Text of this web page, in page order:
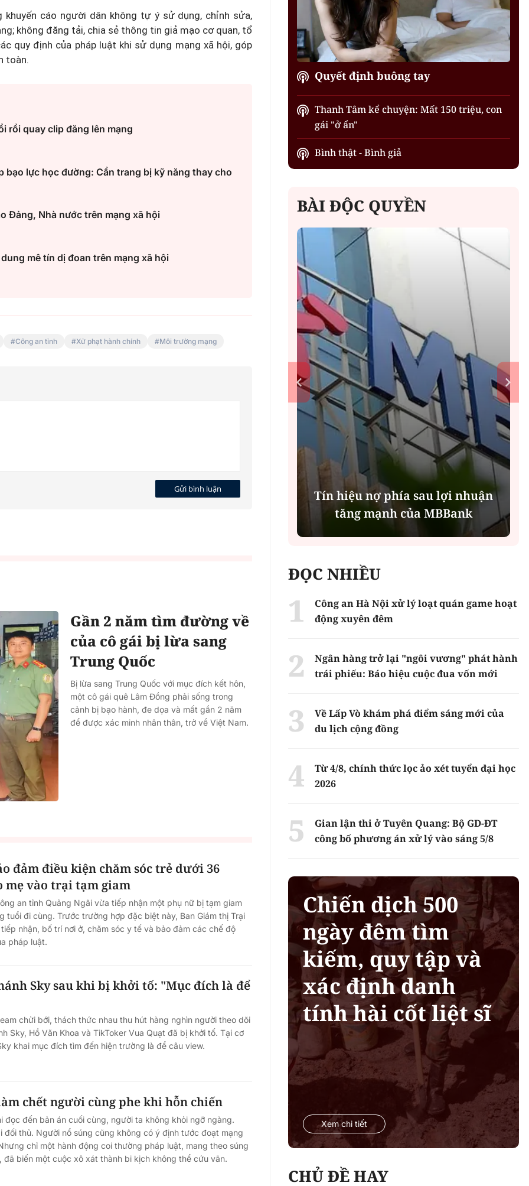
khuyến cáo người dân không tự ý sử dụng, chỉnh sửa,
không đăng tải, chia sẻ thông tin giả mạo cơ quan, tổ
quy định của pháp luật khi sử dụng mạng xã hội, góp
toàn.
rồi quay clip đăng lên mạng
bạo lực học đường: Cần trang bị kỹ năng thay cho
Đảng, Nhà nước trên mạng xã hội
mê tín dị đoan trên mạng xã hội
Công an tỉnh Xử phạt hành chính Môi trường mạng
Gửi bình luận
Gần 2 năm tìm đường về
của cô gái bị lừa sang
Trung Quốc
Bị lừa sang Trung Quốc với mục đích kết hôn,
một cô gái quê Lâm Đồng phải sống trong
cảnh bị bạo hành, đe dọa và mất gần 2 năm
để được xác minh nhân thân, trở về Việt Nam.
đảm điều kiện chăm sóc trẻ dưới 36
mẹ vào trại tạm giam
an tỉnh Quảng Ngãi vừa tiếp nhận một phụ nữ bị tạm giam
tuổi đi cùng. Trước trường hợp đặc biệt này, Ban Giám thị Trại
nhận, bố trí nơi ở, chăm sóc y tế và bảo đảm các chế độ
pháp luật.
Sky sau khi bị khởi tố: "Mục đích là để
chửi bới, thách thức nhau thu hút hàng nghìn người theo dõi
Sky, Hồ Văn Khoa và TikToker Vua Quạt đã bị khởi tố. Tại cơ
khai mục đích tìm đến hiện trường là để câu view.
chết người cùng phe khi hỗn chiến
đọc đến bản án cuối cùng, người ta không khỏi ngỡ ngàng.
đối thủ. Người nổ súng cũng không có ý định tước đoạt mạng
chỉ một hành động coi thường pháp luật, mang theo súng
đã biến một cuộc xô xát thành bi kịch không thể cứu vãn.
Quyết định buông tay
Thanh Tâm kể chuyện: Mất 150 triệu, con
gái "ở ẩn"
Bình thật - Bình giả
BÀI ĐỘC QUYỀN
Bản án cho kẻ làm chết người
Tín hiệu nợ phía sau lợi nhuận
tăng mạnh của MBBank
ĐỌC NHIỀU
Công an Hà Nội xử lý loạt quán game hoạt
động xuyên đêm
Ngân hàng trở lại "ngôi vương" phát hành
trái phiếu: Báo hiệu cuộc đua vốn mới
Về Lấp Vò khám phá điểm sáng mới của
du lịch cộng đồng
Từ 4/8, chính thức lọc ảo xét tuyển đại học
2026
Gian lận thi ở Tuyên Quang: Bộ GD-ĐT
công bố phương án xử lý vào sáng 5/8
Chiến dịch 500
ngày đêm tìm
kiếm, quy tập và
xác định danh
tính hài cốt liệt sĩ
Xem chi tiết
CHỦ ĐỀ HAY